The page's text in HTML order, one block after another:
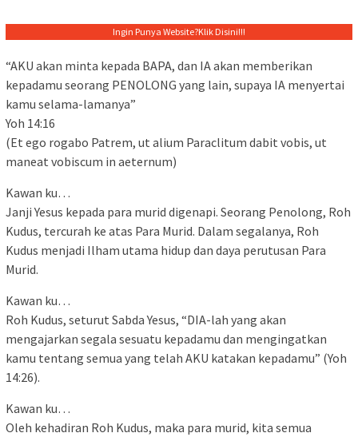
Ingin Punya Website?Klik Disini!!!
“AKU akan minta kepada BAPA, dan IA akan memberikan
kepadamu seorang PENOLONG yang lain, supaya IA menyertai
kamu selama-lamanya”
Yoh 14:16
(Et ego rogabo Patrem, ut alium Paraclitum dabit vobis, ut
maneat vobiscum in aeternum)
Kawan ku…
Janji Yesus kepada para murid digenapi. Seorang Penolong, Roh
Kudus, tercurah ke atas Para Murid. Dalam segalanya, Roh
Kudus menjadi Ilham utama hidup dan daya perutusan Para
Murid.
Kawan ku…
Roh Kudus, seturut Sabda Yesus, “DIA-lah yang akan
mengajarkan segala sesuatu kepadamu dan mengingatkan
kamu tentang semua yang telah AKU katakan kepadamu” (Yoh
14:26).
Kawan ku…
Oleh kehadiran Roh Kudus, maka para murid, kita semua